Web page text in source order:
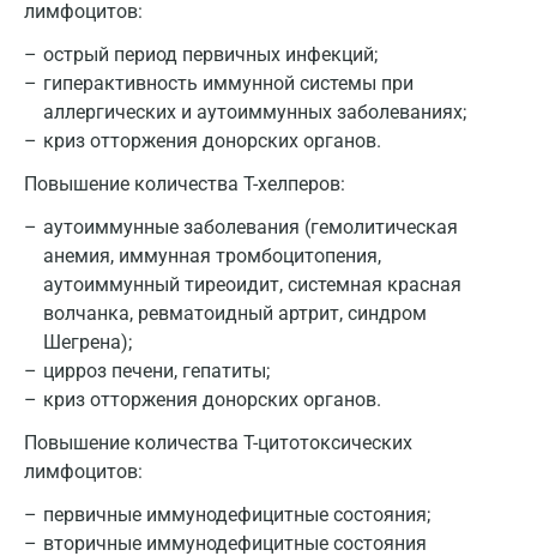
лимфоцитов:
острый период первичных инфекций;
гиперактивность иммунной системы при
аллергических и аутоиммунных заболеваниях;
криз отторжения донорских органов.
Повышение количества T-хелперов:
аутоиммунные заболевания (гемолитическая
анемия, иммунная тромбоцитопения,
аутоиммунный тиреоидит, системная красная
волчанка, ревматоидный артрит, синдром
Шегрена);
цирроз печени, гепатиты;
криз отторжения донорских органов.
Повышение количества T-цитотоксических
лимфоцитов:
первичные иммунодефицитные состояния;
вторичные иммунодефицитные состояния